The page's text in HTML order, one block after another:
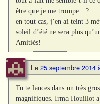
être que je me trompe…?
en tout cas, j’en ai teint 3
soleil d’été ne sera plus
Amitiés!
Le 25 septembre 2014
Tu te lances dans un très
magnifiques. Irma Houillot a